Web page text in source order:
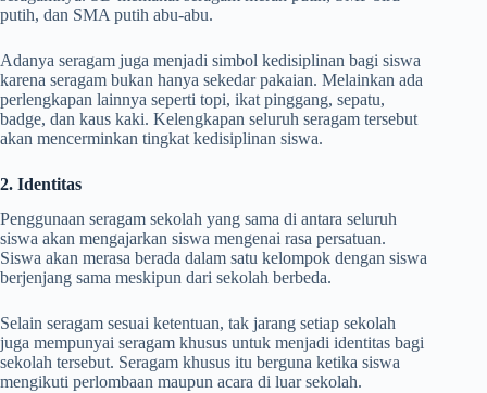
putih, dan SMA putih abu-abu.
Adanya seragam juga menjadi simbol kedisiplinan bagi siswa
karena seragam bukan hanya sekedar pakaian. Melainkan ada
perlengkapan lainnya seperti topi, ikat pinggang, sepatu,
badge, dan kaus kaki. Kelengkapan seluruh seragam tersebut
akan mencerminkan tingkat kedisiplinan siswa.
2. Identitas
Penggunaan seragam sekolah yang sama di antara seluruh
siswa akan mengajarkan siswa mengenai rasa persatuan.
Siswa akan merasa berada dalam satu kelompok dengan siswa
berjenjang sama meskipun dari sekolah berbeda.
Selain seragam sesuai ketentuan, tak jarang setiap sekolah
juga mempunyai seragam khusus untuk menjadi identitas bagi
sekolah tersebut. Seragam khusus itu berguna ketika siswa
mengikuti perlombaan maupun acara di luar sekolah.